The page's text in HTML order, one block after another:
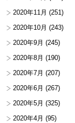
2020年11月 (251)
2020年10月 (243)
2020年9月 (245)
2020年8月 (190)
2020年7月 (207)
2020年6月 (267)
2020年5月 (325)
2020年4月 (95)